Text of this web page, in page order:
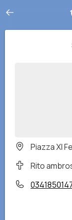
Piazza XI
Rito